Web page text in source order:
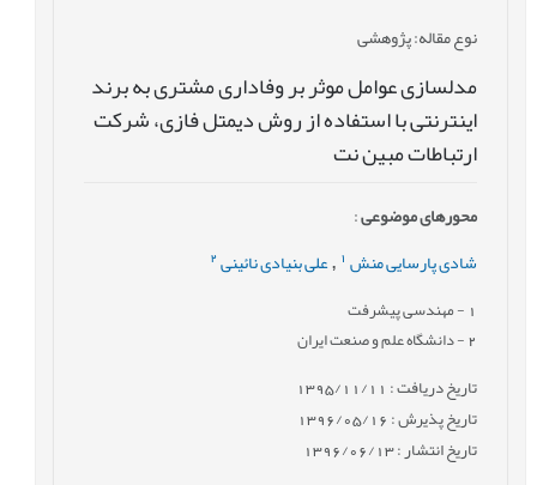
نوع مقاله: پژوهشی
مدلسازی عوامل موثر بر وفاداری مشتری به برند
اینترنتی با استفاده از روش دیمتل فازی، شرکت
ارتباطات مبین نت
محورهای موضوعی:
شادی پارسایی منش , علی بنیادی نائینی 2
- مهندسی پیشرفت
2- دانشگاه علم و صنعت ایران
تاریخ دریافت : 1395/11/11
تاریخ پذیرش : 1396/05/16
تاریخ انتشار : 1396/06/13